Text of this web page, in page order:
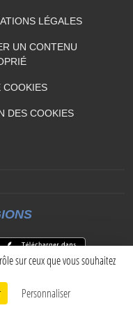
LÉGALES
UN CONTENU
COOKIES
DES COOKIES
CONNEXION
sur ceux que vous souhaitez
Personnaliser